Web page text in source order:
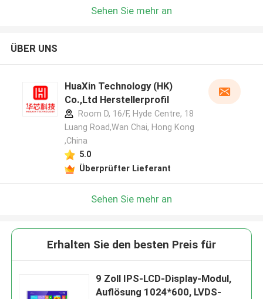
Sehen Sie mehr an
ÜBER UNS
HuaXin Technology (HK)
Co.,Ltd Herstellerprofil
Room D, 16/F, Hyde Centre, 18
Luang Road,Wan Chai, Hong Kong
,China
5.0
Überprüfter Lieferant
Sehen Sie mehr an
Erhalten Sie den besten Preis für
9 Zoll IPS-LCD-Display-Modul,
Auflösung 1024*600, LVDS-